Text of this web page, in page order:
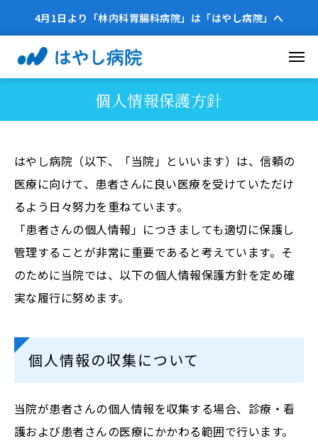
4月1日より「林内科胃腸科病院」は「はやし病院」へ
個人情報保護方針
はやし病院（以下、「当院」といいます）は、信頼の
医療に向けて、患者さんに良い医療を受けていただけ
るよう日々努力を重ねています。
「患者さんの個人情報」につきましても適切に保護し
管理することが非常に重要であると考えています。そ
のために当院では、以下の個人情報保護方針を定め確
実な履行に努めます。
個人情報の収集について
当院が患者さんの個人情報を収集する場合、診療・看
護および患者さんの医療にかかわる範囲で行います。